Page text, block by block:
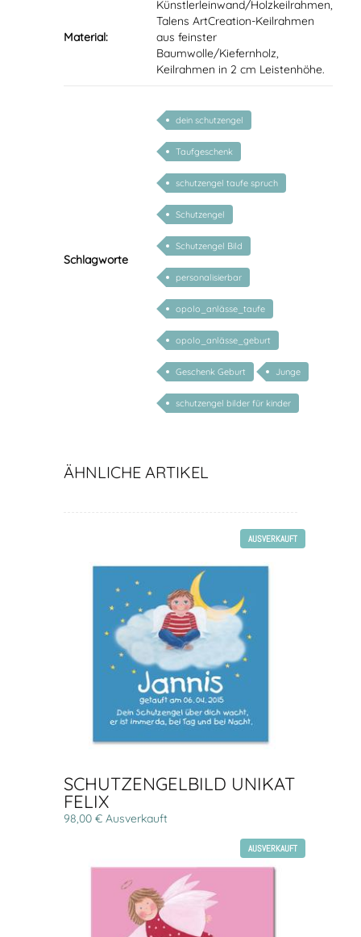
Material:
Künstlerleinwand/Holzkeilrahmen,
Talens ArtCreation-Keilrahmen
aus feinster
Baumwolle/Kiefernholz,
Keilrahmen in 2 cm Leistenhöhe.
Schlagworte
dein schutzengel
Taufgeschenk
schutzengel taufe spruch
Schutzengel
Schutzengel Bild
personalisierbar
opolo_anlässe_taufe
opolo_anlässe_geburt
Geschenk Geburt Junge
schutzengel bilder für kinder
ÄHNLICHE ARTIKEL
AUSVERKAUFT
SCHUTZENGELBILD UNIKAT
FELIX
98,00 € Ausverkauft
AUSVERKAUFT